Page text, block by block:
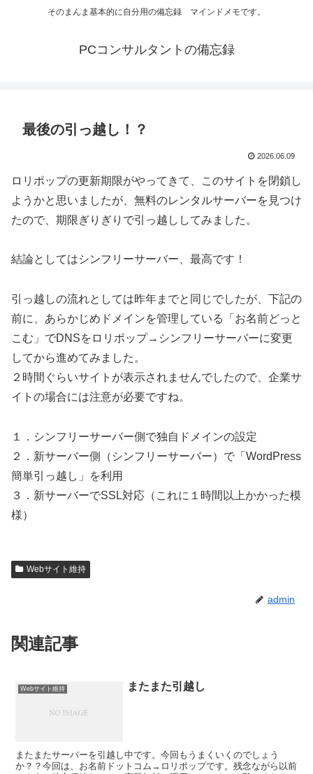
そのまんま基本的に自分用の備忘録 マインドメモです。
PCコンサルタントの備忘録
最後の引っ越し！？
2026.06.09
ロリポップの更新期限がやってきて、このサイトを閉鎖し
ようかと思いましたが、無料のレンタルサーバーを見つけ
たので、期限ぎりぎりで引っ越ししてみました。
結論としてはシンフリーサーバー、最高です！
引っ越しの流れとしては昨年までと同じでしたが、下記の
前に、あらかじめドメインを管理している「お名前どっと
こむ」でDNSをロリポップ→シンフリーサーバーに変更
してから進めてみました。
２時間ぐらいサイトが表示されませんでしたので、企業サ
イトの場合には注意が必要ですね。
１．シンフリーサーバー側で独自ドメインの設定
２．新サーバー側（シンフリーサーバー）で「WordPress
簡単引っ越し」を利用
３．新サーバーでSSL対応（これに１時間以上かかった模
様）
Webサイト維持
admin
関連記事
Webサイト維持 またまた引越し
またまたサーバーを引越し中です。今回もうまくいくのでしょう
か？？今回は、お名前ドットコム→ロリポップです。残念ながら以前